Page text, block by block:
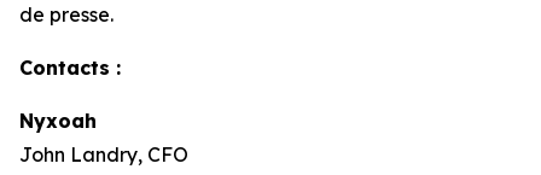
de presse.
Contacts :
Nyxoah
John Landry, CFO